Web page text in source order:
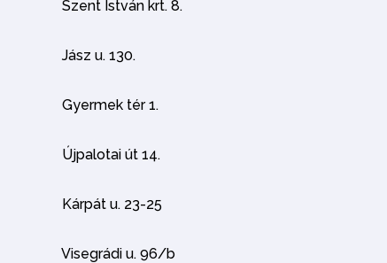
Szent István krt. 8.
Jász u. 130.
Gyermek tér 1.
Újpalotai út 14.
Kárpát u. 23-25
Visegrádi u. 96/b